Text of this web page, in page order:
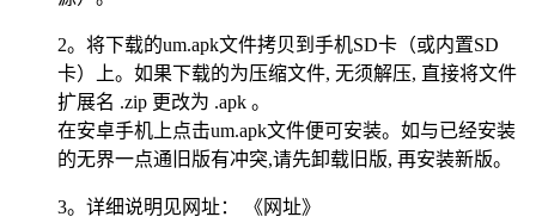
2。将下载的um.apk文件拷贝到手机SD卡（或内置SD
卡）上。如果下载的为压缩文件, 无须解压, 直接将文件
扩展名 .zip 更改为 .apk 。
在安卓手机上点击um.apk文件便可安装。如与已经安装
的无界一点通旧版有冲突,请先卸载旧版, 再安装新版。
3。详细说明见网址： 《网址》